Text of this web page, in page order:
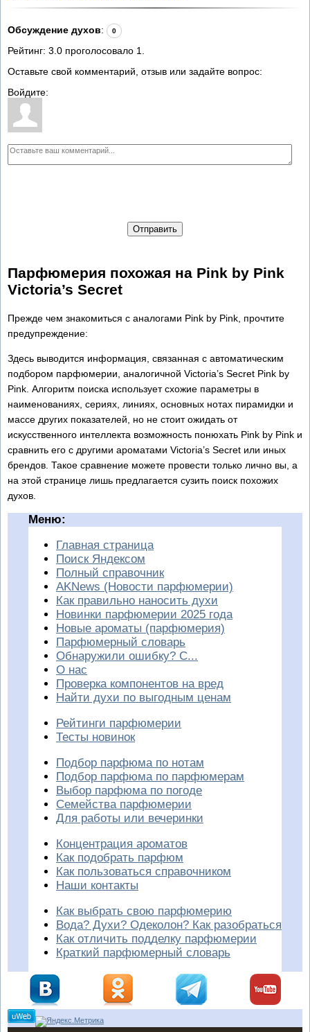
Обсуждение духов: 0
Рейтинг: 3.0 проголосовало 1
Оставьте свой комментарий, отзыв или задайте вопрос:
Войдите:
Отправить
Парфюмерия похожая на Pink by Pink
Victoria’s Secret
Прежде чем знакомиться с аналогами Pink by Pink, прочтите
предупреждение:
Здесь выводится информация, связанная с автоматическим
подбором парфюмерии, аналогичной Victoria’s Secret Pink by
Pink. Алгоритм поиска использует схожие параметры в
наименованиях, сериях, линиях, основных нотах пирамидки и
массе других показателей, но не стоит ожидать от
искусственного интеллекта возможность понюхать Pink by Pink и
сравнить его с другими ароматами Victoria’s Secret или иных
брендов. Такое сравнение можете провести только лично вы, а
на этой странице лишь предлагается сузить поиск похожих
духов.
Меню:
Главная страница
Поиск Яндексом
Полный справочник
AKNews (Новости парфюмерии)
Как правильно наносить духи
Новинки парфюмерии 2025 года
Новые ароматы (парфюмерия)
Парфюмерный словарь
Обнаружили ошибку? С...
О нас
Проверка компонентов на вред
Найти духи по выгодным ценам
Рейтинги парфюмерии
Тесты новинок
Подбор парфюма по нотам
Подбор парфюма по парфюмерам
Выбор парфюма по погоде
Семейства парфюмерии
Для работы или вечеринки
Концентрация ароматов
Как подобрать парфюм
Как пользоваться справочником
Наши контакты
Как выбрать свою парфюмерию
Вода? Духи? Одеколон? Как разобраться
Как отличить подделку парфюмерии
Краткий парфюмерный словарь